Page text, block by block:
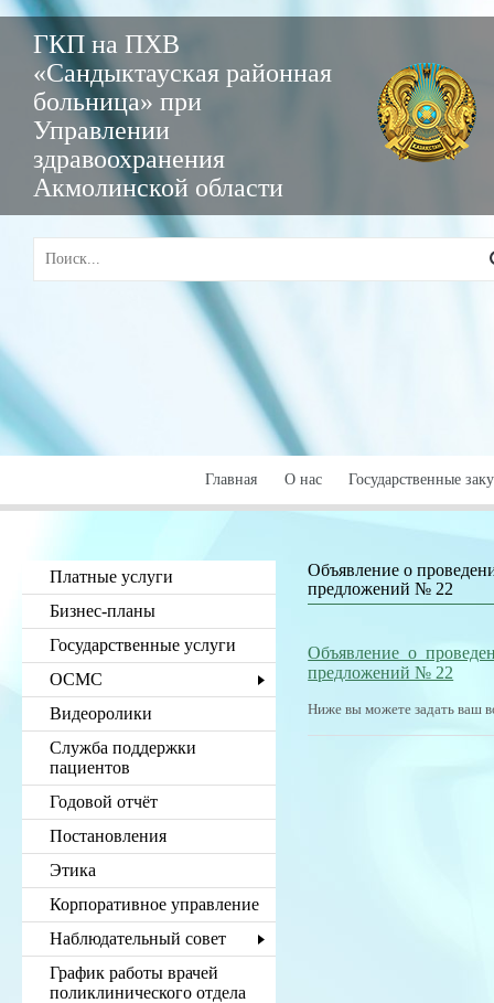
ГКП на ПХВ
«Сандыктауская районная
больница» при
Управлении
здравоохранения
Акмолинской области
Главная О нас Государственные
Платные услуги
Бизнес-планы
Государственные услуги
ОСМС
Видеоролики
Служба поддержки
пациентов
Годовой отчёт
Постановления
Этика
Корпоративное управление
Наблюдательный совет
График работы врачей
поликлинического отдела
Объявление о
предложений № 22
Объявление о
предложений № 22
Ниже вы можете задать ваш